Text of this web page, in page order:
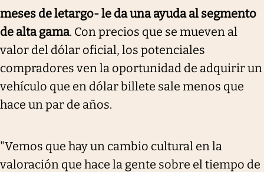
meses de letargo- le da una ayuda al segmento
de alta gama. Con precios que se mueven al
valor del dólar oficial, los potenciales
compradores ven la oportunidad de adquirir un
vehículo que en dólar billete sale menos que
hace un par de años.
"Vemos que hay un cambio cultural en la
valoración que hace la gente sobre el tiempo de